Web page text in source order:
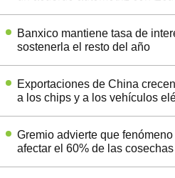
Banxico mantiene tasa de
sostenerla el resto del año
Exportaciones de China
a los chips y a los vehículos
Gremio advierte que fenómeno
afectar el 60% de las